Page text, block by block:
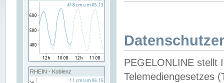
RHEIN - Koblenz
PEGELONLINE stellt
Telemediengesetzes